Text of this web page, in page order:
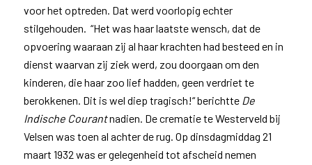
voor het optreden. Dat werd voorlopig echter
stilgehouden. “Het was haar laatste wensch, dat de
opvoering waaraan zij al haar krachten had besteed en in
dienst waarvan zij ziek werd, zou doorgaan om den
kinderen, die haar zoo lief hadden, geen verdriet te
berokkenen. Dit is wel diep tragisch!“ berichtte De
Indische Courantnadien. De crematie te Westerveld bij
Velsen was toen al achter de rug. Op dinsdagmiddag 21
maart 1932 was er gelegenheid tot afscheid nemen